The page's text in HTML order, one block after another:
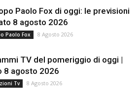
Paolo Fox di oggi: le previsioni
8 agosto 2026
Paolo Fox 8 Agosto 2026
TV del pomeriggio di oggi |
8 agosto 2026
Tv 8 Agosto 2026